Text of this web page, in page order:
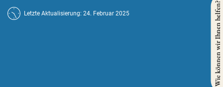
Letzte Aktualisierung: 24. Februar 2025 Wie können wir Ihnen helfen?